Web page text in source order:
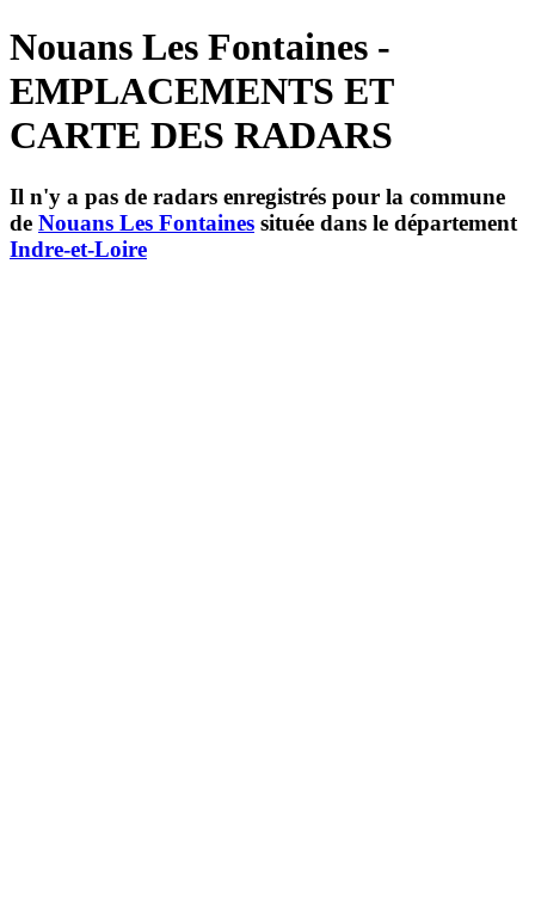
Nouans Les Fontaines -
EMPLACEMENTS ET
CARTE DES RADARS
Il n'y a pas de radars enregistrés pour la commune
de Nouans Les Fontaines située dans le département
Indre-et-Loire